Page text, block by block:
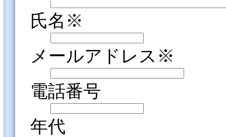
氏名※
メールアドレス※
電話番号
年代